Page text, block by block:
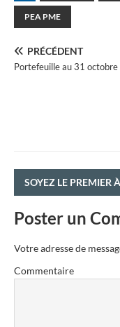
PEA PME
PRÉCÉDENT
Portefeuille au 31
SOYEZ LE PREMIER
Poster un
Votre adresse de
Commentaire